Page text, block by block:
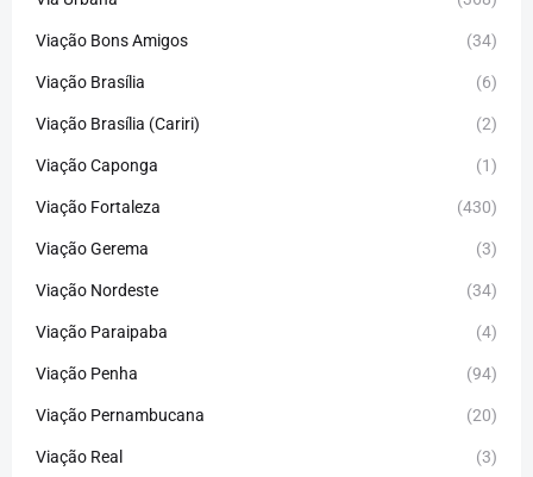
Viação Bons Amigos (34)
Viação Brasília (6)
Viação Brasília (Cariri) (2)
Viação Caponga (1)
Viação Fortaleza (430)
Viação Gerema (3)
Viação Nordeste (34)
Viação Paraipaba (4)
Viação Penha (94)
Viação Pernambucana (20)
Viação Real (3)